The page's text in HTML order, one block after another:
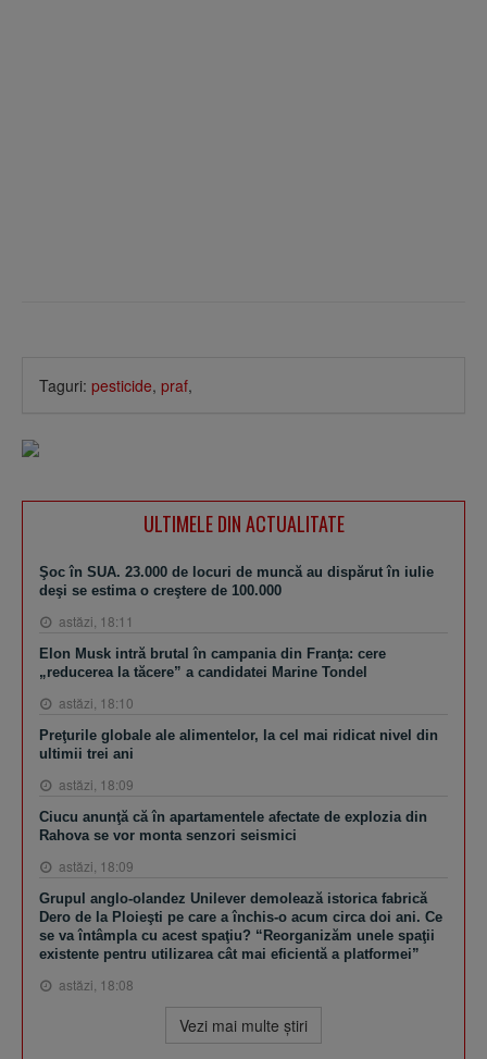
Taguri: pesticide, praf,
ULTIMELE DIN ACTUALITATE
Şoc în SUA. 23.000 de locuri de muncă au dispărut în iulie
deşi se estima o creştere de 100.000
astăzi, 18:11
Elon Musk intră brutal în campania din Franţa: cere
„reducerea la tăcere” a candidatei Marine Tondel
astăzi, 18:10
Preţurile globale ale alimentelor, la cel mai ridicat nivel din
ultimii trei ani
astăzi, 18:09
Ciucu anunţă că în apartamentele afectate de explozia din
Rahova se vor monta senzori seismici
astăzi, 18:09
Grupul anglo-olandez Unilever demolează istorica fabrică
Dero de la Ploieşti pe care a închis-o acum circa doi ani. Ce
se va întâmpla cu acest spaţiu? “Reorganizăm unele spaţii
existente pentru utilizarea cât mai eficientă a platformei”
astăzi, 18:08
Vezi mai multe ştiri